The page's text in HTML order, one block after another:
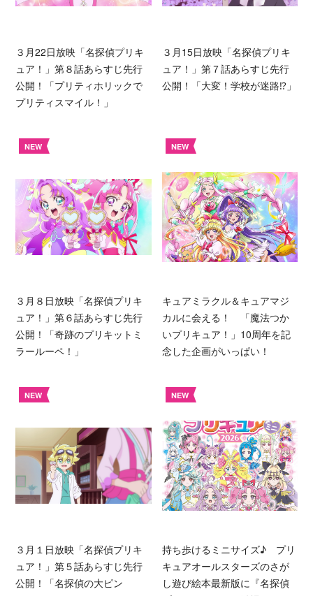
３月22日放映「名探偵プリキ
ュア！」第８話あらすじ先行
公開！「プリティホリックで
プリティスマイル！」
３月15日放映「名探偵プリキ
ュア！」第７話あらすじ先行
公開！「大変！学校が迷路⁉︎」
NEW
３月８日放映「名探偵プリキ
ュア！」第６話あらすじ先行
公開！「奇跡のプリキットミ
ラールーペ！」
NEW
キュアミラクル＆キュアマジ
カルに会える！ 「魔法つか
いプリキュア！」10周年を記
念した企画がいっぱい！
NEW
３月１日放映「名探偵プリキ
ュア！」第５話あらすじ先行
公開！「名探偵の大ピン
NEW
持ち歩けるミニサイズ♪ プリ
キュアオールスターズのさが
し遊び絵本最新版に『名探偵